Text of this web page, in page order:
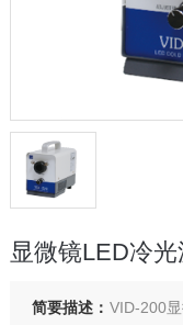
显微镜LED冷
简要描述： VID-200